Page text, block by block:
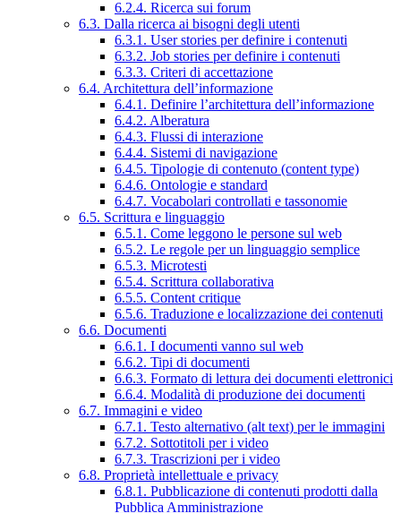
6.2.4. Ricerca sui forum
6.3. Dalla ricerca ai bisogni degli utenti
6.3.1. User stories per definire i contenuti
6.3.2. Job stories per definire i contenuti
6.3.3. Criteri di accettazione
6.4. Architettura dell’informazione
6.4.1. Definire l’architettura dell’informazione
6.4.2. Alberatura
6.4.3. Flussi di interazione
6.4.4. Sistemi di navigazione
6.4.5. Tipologie di contenuto (content type)
6.4.6. Ontologie e standard
6.4.7. Vocabolari controllati e tassonomie
6.5. Scrittura e linguaggio
6.5.1. Come leggono le persone sul web
6.5.2. Le regole per un linguaggio semplice
6.5.3. Microtesti
6.5.4. Scrittura collaborativa
6.5.5. Content critique
6.5.6. Traduzione e localizzazione dei contenuti
6.6. Documenti
6.6.1. I documenti vanno sul web
6.6.2. Tipi di documenti
6.6.3. Formato di lettura dei documenti elettronici
6.6.4. Modalità di produzione dei documenti
6.7. Immagini e video
6.7.1. Testo alternativo (alt text) per le immagini
6.7.2. Sottotitoli per i video
6.7.3. Trascrizioni per i video
6.8. Proprietà intellettuale e privacy
6.8.1. Pubblicazione di contenuti prodotti dalla
Pubblica Amministrazione